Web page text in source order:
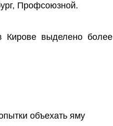
Профсоюзной.
выделено
объехать яму